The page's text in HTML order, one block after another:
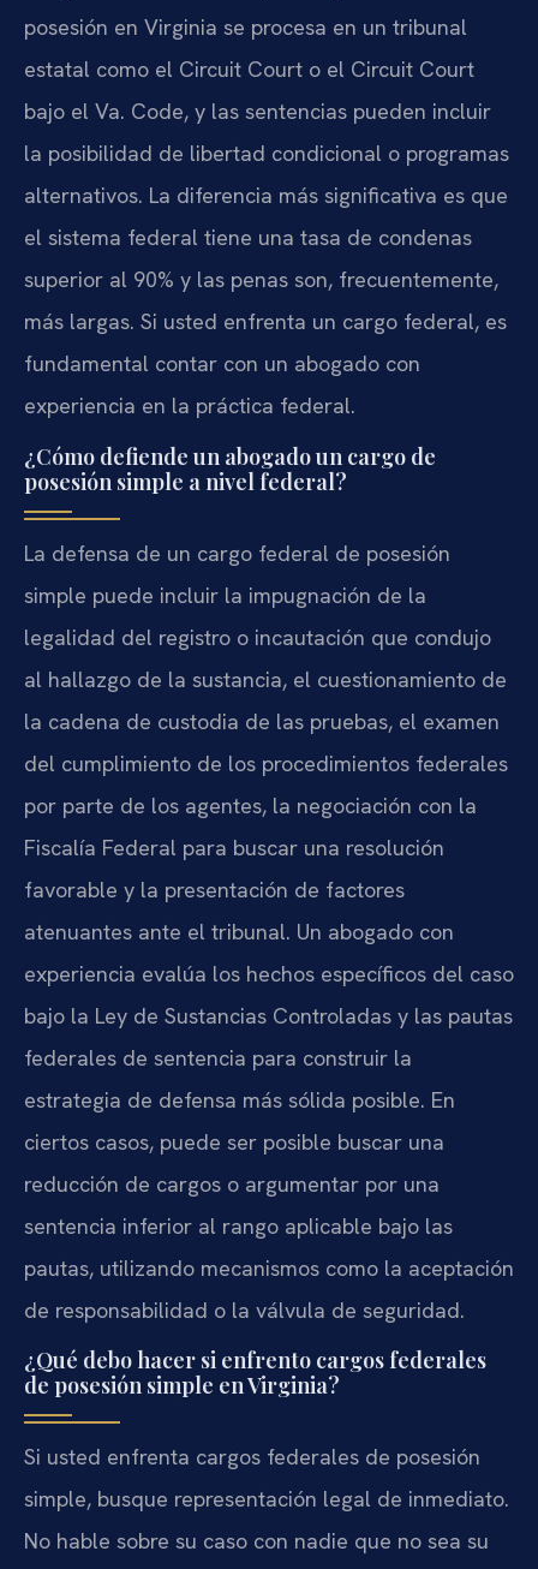
posesión en Virginia se procesa en un tribunal
estatal como el Circuit Court o el Circuit Court
bajo el Va. Code, y las sentencias pueden incluir
la posibilidad de libertad condicional o programas
alternativos. La diferencia más significativa es que
el sistema federal tiene una tasa de condenas
superior al 90% y las penas son, frecuentemente,
más largas. Si usted enfrenta un cargo federal, es
fundamental contar con un abogado con
experiencia en la práctica federal.
¿Cómo defiende un abogado un cargo de
posesión simple a nivel federal?
La defensa de un cargo federal de posesión
simple puede incluir la impugnación de la
legalidad del registro o incautación que condujo
al hallazgo de la sustancia, el cuestionamiento de
la cadena de custodia de las pruebas, el examen
del cumplimiento de los procedimientos federales
por parte de los agentes, la negociación con la
Fiscalía Federal para buscar una resolución
favorable y la presentación de factores
atenuantes ante el tribunal. Un abogado con
experiencia evalúa los hechos específicos del caso
bajo la Ley de Sustancias Controladas y las pautas
federales de sentencia para construir la
estrategia de defensa más sólida posible. En
ciertos casos, puede ser posible buscar una
reducción de cargos o argumentar por una
sentencia inferior al rango aplicable bajo las
pautas, utilizando mecanismos como la aceptación
de responsabilidad o la válvula de seguridad.
¿Qué debo hacer si enfrento cargos federales
de posesión simple en Virginia?
Si usted enfrenta cargos federales de posesión
simple, busque representación legal de inmediato.
No hable sobre su caso con nadie que no sea su